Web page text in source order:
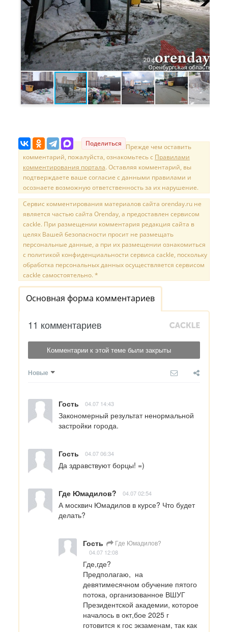
Поделиться Прежде чем оставить
комментарий, пожалуйста, ознакомьтесь с Правилами
комментирования портала. Оставляя комментарий, вы
подтверждаете ваше согласие с данными правилами и
осознаете возможную ответственность за их нарушение.
Сервис комментирования материалов сайта orenday.ru не
является частью сайта Orenday, а предоставлен сервисом
cackle. При размещении комментария редакция сайта в
целях Вашей безопасности просит не размещать
персональные данные, а при их размещении ознакомиться
с политикой конфиденциальности сервиса cackle, поскольку
обработка персональных данных осуществляется сервисом
cackle самостоятельно. *
Основная форма комментариев
11 комментариев
Комментарии к этой теме были закрыты
Новые
Гость 04.07 14:43
Закономерный результат ненормальной
застройки города.
Гость 04.07 06:34
Да здравствуют борцы! =)
Где Юмадилов? 04.07 02:54
А москвич Юмадилов в курсе? Что будет
делать?
Гость Где Юмадилов?
04.07 12:08
Где,где?
Предполагаю,  на
девятимесячном обучение пятого
потока, организованное ВШУГ
Президентской академии, которое
началось в окт,бое 2025 г
готовится к гос экзаменам, так как